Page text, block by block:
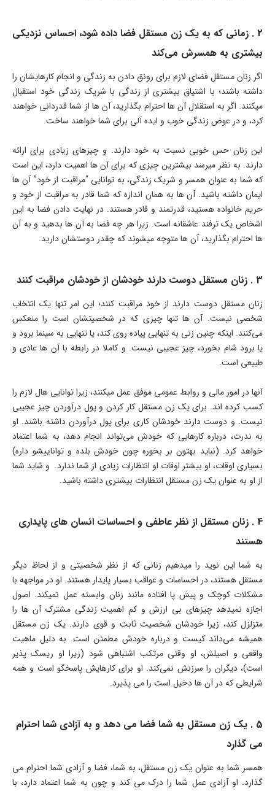
2 . زمانی که به یک زن مستقل فضا داده شود، احساس نزدیکی
بیشتری به همسرش می‌کند
اگر زنان مستقل فضای لازم برای رونق دادن به زندگی و انجام کارهایشان را
داشته باشند؛ با اشتیاق بیشتری از زندگی با شریک زندگی خود استقبال
میکنند. اگر به استقلال آن ها احترام بگذارید، آن ها از شما قدردانی خواهند
کرد، و در عوض زندگی خوب و ایده آلی برای شما خواهند ساخت.
این زنان حس خوبی نسبت به خود دارند. و چیزهای زیادی برای ارائه
دارند. به نظر میرسد بیشترین چیزی که برای آن ها اهمیت دارد، این است
که شما به عنوان همسر و شریک زندگی، به توانایی “مراقبت از خود” آن ها
ایمان داشته باشید. آن ها به همان اندازه که شما قادر به مراقبت از خود و
حریم خانواده هستید، قدرتمند و قادر هستند. در نهایت دادن فضا به این
اشخاص یک ترفند عاشقانه است. زیرا هر چه فضا به آن ها بدهید و به آن
ها احترام بگذارید، آن ها متوجه میشوند که چقدر دوستشان دارید.
3 . زنان مستقل دوست دارند خودشان از خودشان مراقبت کنند
زنان مستقل دوست دارند از خود مراقبت کنند؛ این امر تنها یک انتخاب
شخصی نیست. آن ها تنها چیزی که در شخصیتشان است را منعکس
می‌کنند. اینکه چنین زنی به تنهایی پیاده روی کند، یا تنهایی به سینما برود و
یا برود شام بخورد، چیز عجیبی نیست. و کاملا در رابطه با آن ها عادی و
طبیعی است.
آنها در امور مالی و روابط عمومی موفق عمل میکنند، زیرا توانایی هال لازم را
کسب کرده اند. برای یک زن مستقل کار کردن و پول درآوردن چیز عجیبی
نیست. و دوست دارند خودشان کاری برای پول درآوردن داشته باشند. او
به ندرت، درباره کارهایی که خودش می‌تواند انجام دهد، به شما اعتماد
خواهد کرد. (نباید بهتون بر بخوره چون خودش بلده و تواناییشو داره)
بسیاری اوقات، او بیشتر اوقات او انتظارات زیادی از شما ندارد. و شاید شما
از او به عنوان یک زن مستقل انتظارات بیشتری داشته باشید.
4 . زنان مستقل از نظر عاطفی و احساسات انسان های پایداری
هستند
به شما این نوید را میدهیم زنانی که از نظر شخصیتی و از لحاظ دیگر
مستقل هستند، در احساسات و عواقب بسیار پایدار هستند. او در مواجهه با
مشکلات کوچک و پیش پا افتاده مانند زنان وابسته عمل نمیکند. اصول
اجازه نمیدهد چیزهای بی ارزش و کم اهمیت زندگی مشترک آن ها را
متزلزل کند، زیرا خودشان شخصیت ثابت و قوی دارند. یک زن مستقل
همیشه می‌داند کیست و درباره خودش مطمئن است. به دلیل ماهیت
واقعی و اصیلش، او وقتی مرتکب اشتباهی شود (زیرا او ریسک پذیر
است)، دیگران را سرزنش نمی‌کند. او برای کارهایش پاسخگو است و همه
شرایطی که در آن ها دخیل است را می پذیرد.
5 . یک زن مستقل به شما فضا می دهد و به آزادی شما احترام
می گذارد
همسر شما به عنوان یک زن مستقل، به شما، فضا و آزادی شما احترام می
گذارد. او آزادی عمل شما را درک می کند و چون به شما اعتماد دارد، با